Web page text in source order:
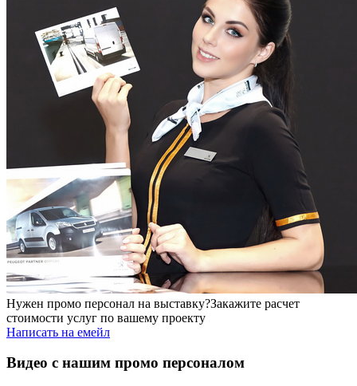
Нужен промо персонал на выставку?Закажите расчет
стоимости услуг по вашему проекту
Написать на емейл
Видео с нашим промо персоналом